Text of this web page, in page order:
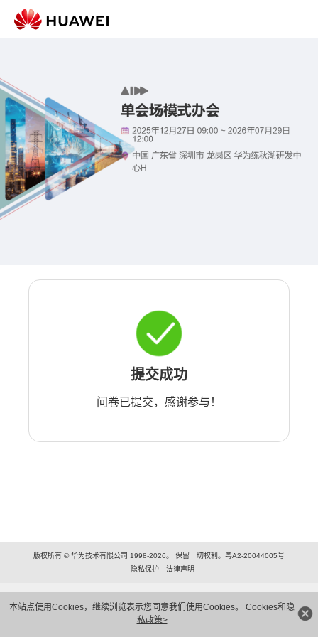
本站点使用Cookies，继续浏览表示您同意我们使用Cookies。 Cookies和隐
私政策>
提交成功
问卷已提交，感谢参与！
版权所有 © 华为技术有限公司 1998-2026。 保留一切权利。粤A2-20044005号
隐私保护
法律声明